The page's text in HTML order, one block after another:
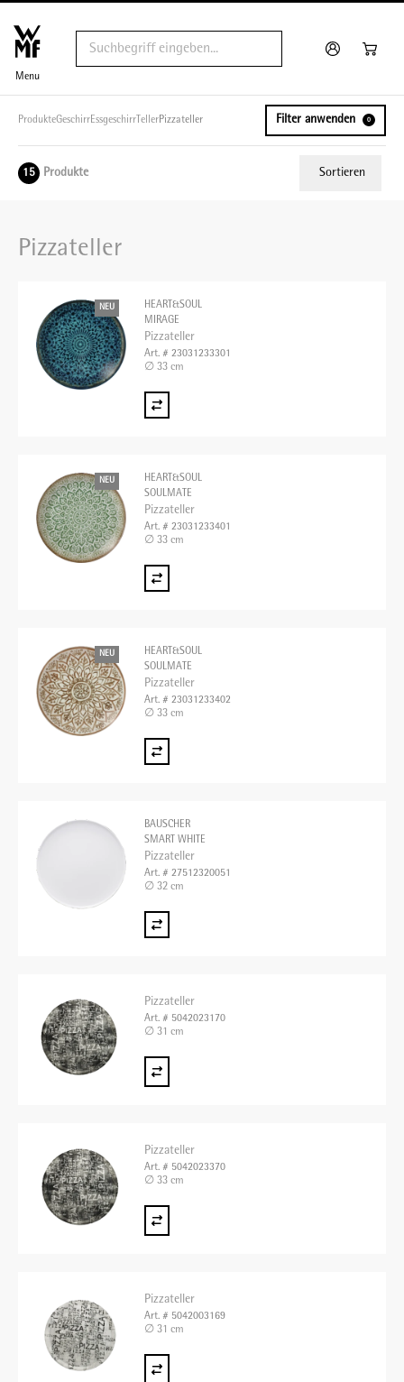
Menu
ProdukteGeschirrEssgeschirr TellerPizzateller Filter anwenden 0
15 Produkte Sortieren
Pizzateller
NEU
HEART&SOUL
MIRAGE
Pizzateller
Art. # 23031233301
∅ 33 cm
NEU
HEART&SOUL
SOULMATE
Pizzateller
Art. # 23031233401
∅ 33 cm
NEU
HEART&SOUL
SOULMATE
Pizzateller
Art. # 23031233402
∅ 33 cm
BAUSCHER
SMART WHITE
Pizzateller
Art. # 27512320051
∅ 32 cm
Pizzateller
Art. # 5042023170
∅ 31 cm
Pizzateller
Art. # 5042023370
∅ 33 cm
Pizzateller
Art. # 5042003169
∅ 31 cm